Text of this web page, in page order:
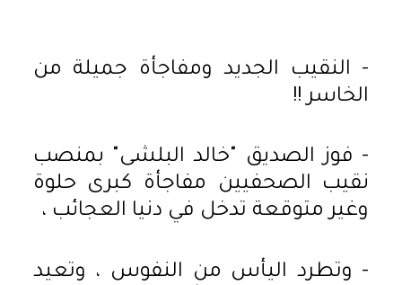
- النقيب الجديد ومفاجأة جميلة من
الخاسر !!
- فوز الصديق "خالد البلشى" بمنصب
نقيب الصحفيين مفاجأة كبرى حلوة
وغير متوقعة تدخل في دنيا العجائب ،
- وتطرد اليأس من النفوس ، وتعيد